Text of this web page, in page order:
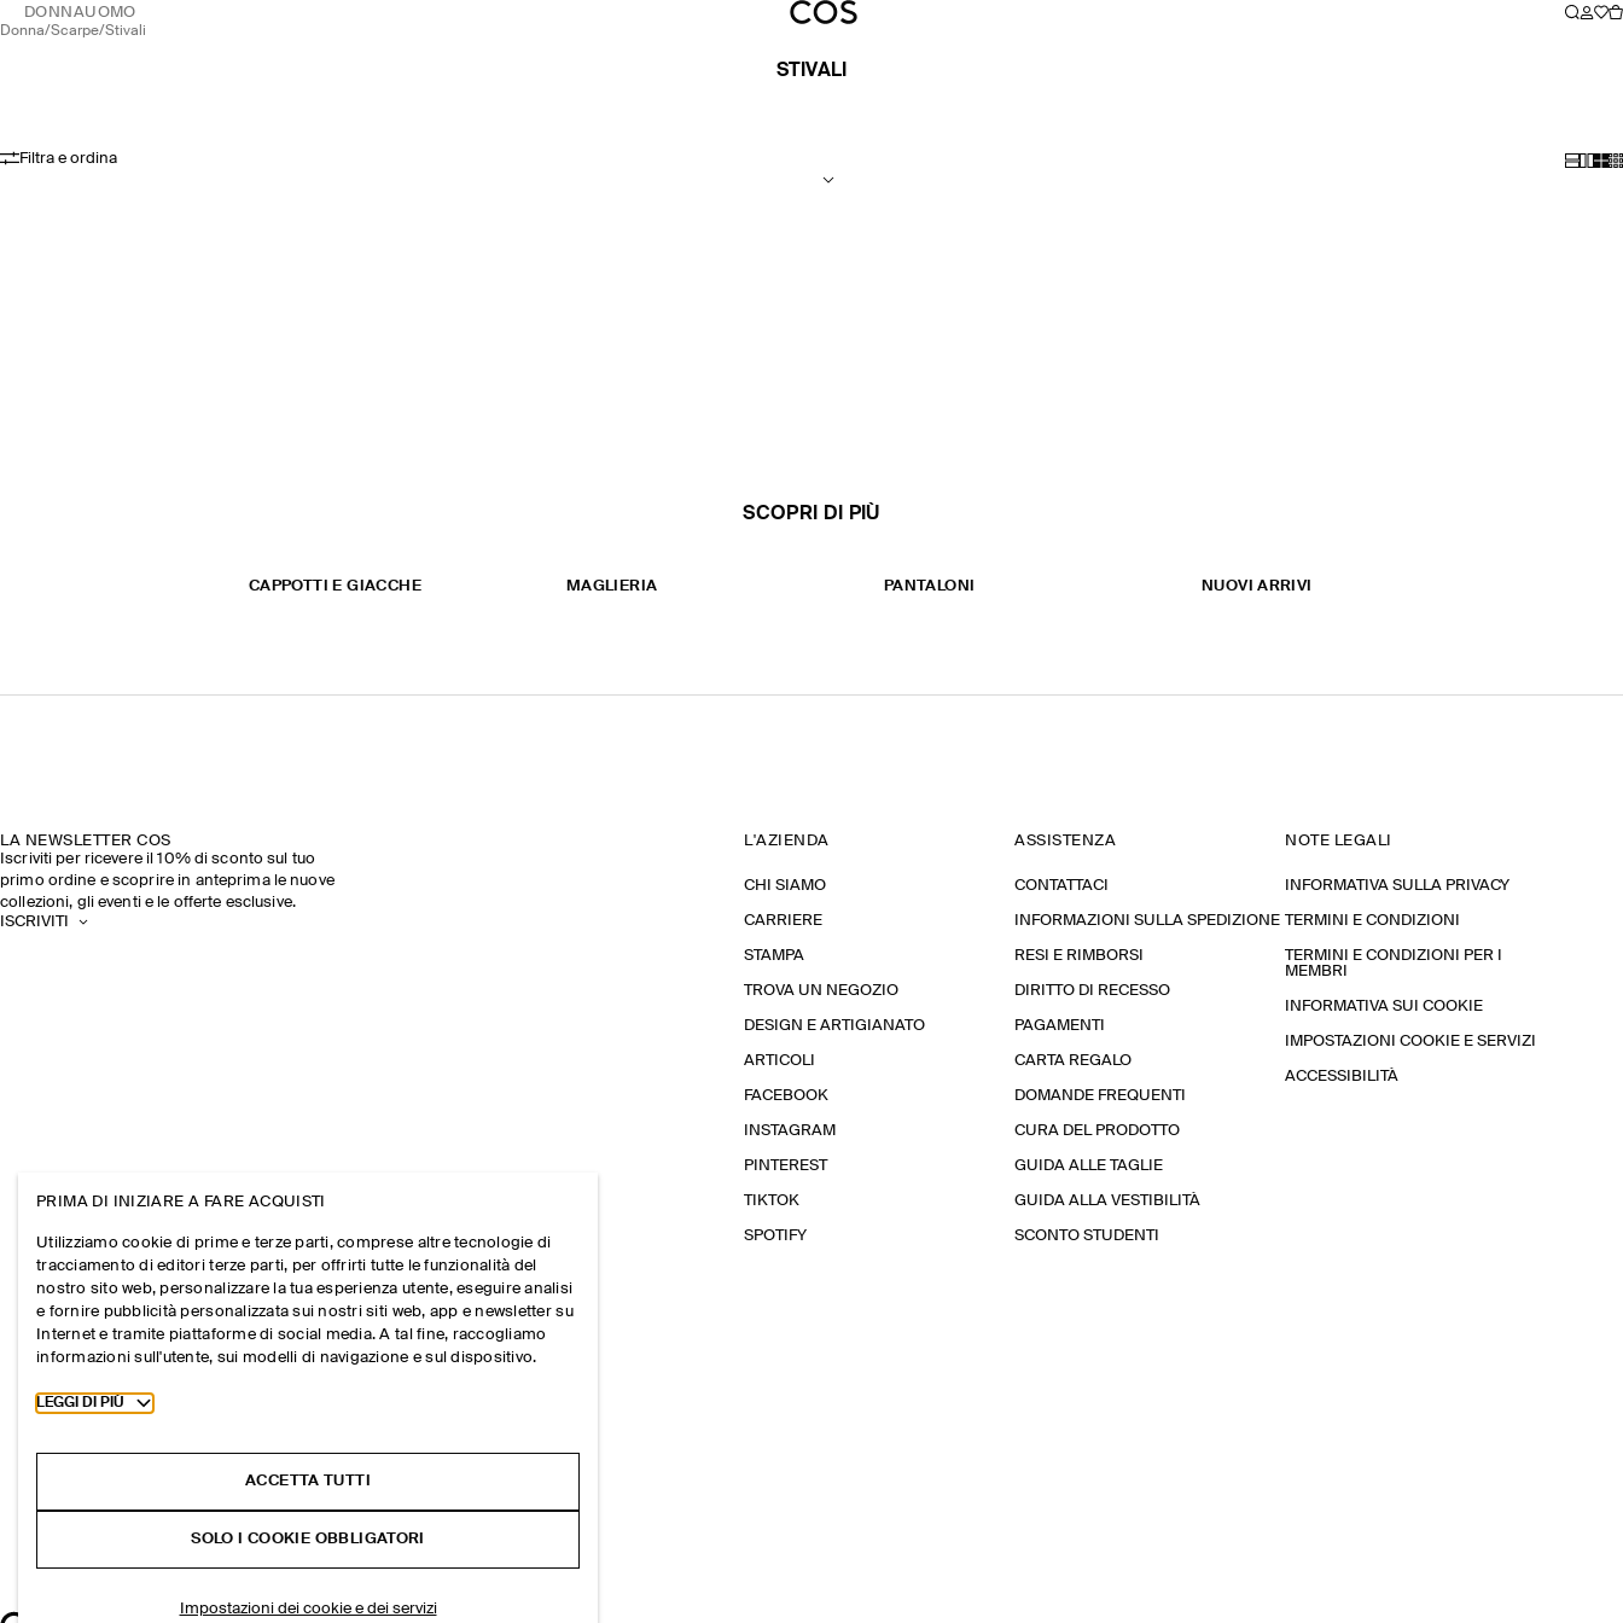
DONNAUOMO
donna/ scarpe/ stivali
STIVALI
Filtra e ordina
SCOPRI DI PIÙ
CAPPOTTI E GIACCHE MAGLIERIA PANTALONI NUOVI ARRIVI
LA NEWSLETTER COS
Iscriviti per ricevere il 10% di sconto sul tuo
primo ordine e scoprire in anteprima le nuove
collezioni, gli eventi e le offerte esclusive.
ISCRIVITI
L'AZIENDA
CHI SIAMO
CARRIERE
STAMPA
TROVA UN NEGOZIO
DESIGN E ARTIGIANATO
ARTICOLI
FACEBOOK
INSTAGRAM
PINTEREST
TIKTOK
SPOTIFY
ASSISTENZA
CONTATTACI
INFORMAZIONI SULLA SPEDIZIONE
RESI E RIMBORSI
DIRITTO DI RECESSO
PAGAMENTI
CARTA REGALO
DOMANDE FREQUENTI
CURA DEL PRODOTTO
GUIDA ALLE TAGLIE
GUIDA ALLA VESTIBILITÀ
SCONTO STUDENTI
NOTE LEGALI
INFORMATIVA SULLA PRIVACY
TERMINI E CONDIZIONI
TERMINI E CONDIZIONI PER I
MEMBRI
INFORMATIVA SUI COOKIE
IMPOSTAZIONI COOKIE E SERVIZI
ACCESSIBILITÀ
PRIMA DI INIZIARE A FARE ACQUISTI
Utilizziamo cookie di prime e terze parti, comprese altre tecnologie di
tracciamento di editori terze parti, per offrirti tutte le funzionalità del
nostro sito web, personalizzare la tua esperienza utente, eseguire analisi
e fornire pubblicità personalizzata sui nostri siti web, app e newsletter su
Internet e tramite piattaforme di social media. A tal fine, raccogliamo
informazioni sull'utente, sui modelli di navigazione e sul dispositivo.
Toggle more cookie information
LEGGI DI PIÙ
ACCETTA TUTTI
SOLO I COOKIE OBBLIGATORI
Impostazioni dei cookie e dei servizi